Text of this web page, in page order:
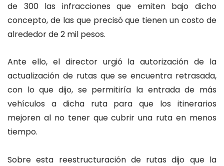
de 300 las infracciones que emiten bajo dicho
concepto, de las que precisó que tienen un costo de
alrededor de 2 mil pesos.
Ante ello, el director urgió la autorización de la
actualización de rutas que se encuentra retrasada,
con lo que dijo, se permitiría la entrada de más
vehículos a dicha ruta para que los itinerarios
mejoren al no tener que cubrir una ruta en menos
tiempo.
Sobre esta reestructuración de rutas dijo que la